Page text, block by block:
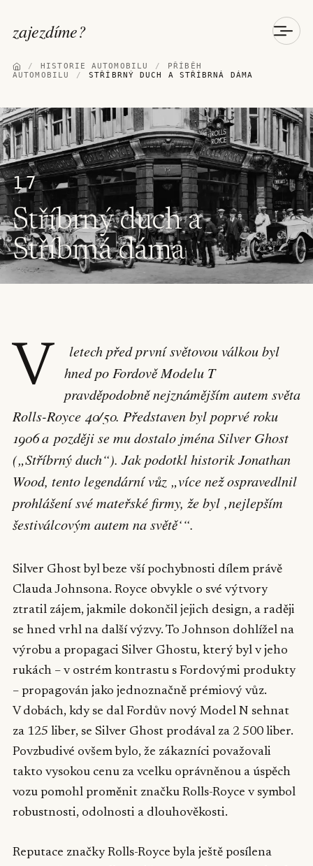
zajezdíme?
/ HISTORIE AUTOMOBILU /
PŘÍBĚH
AUTOMOBILU
/ STŘÍBRNÝ DUCH A STŘÍBRNÁ DÁMA
17
Stříbrný duch a
Stříbrná dáma
V
letech před první světovou válkou byl
hned po Fordově Modelu T
pravděpodobně nejznámějším autem světa
Rolls-Royce 40/50. Představen byl poprvé roku
1906 a později se mu dostalo jména Silver Ghost
(„Stříbrný duch“). Jak podotkl historik Jonathan
Wood, tento legendární vůz „více než ospravedlnil
prohlášení své mateřské firmy, že byl ‚nejlepším
šestiválcovým autem na světě‘“.
Silver Ghost byl beze vší pochybnosti dílem právě
Clauda Johnsona. Royce obvykle o své výtvory
ztratil zájem, jakmile dokončil jejich design, a raději
se hned vrhl na další výzvy. To Johnson dohlížel na
výrobu a propagaci Silver Ghostu, který byl v jeho
rukách – v ostrém kontrastu s Fordovými produkty
– propagován jako jednoznačně prémiový vůz.
V dobách, kdy se dal Fordův nový Model N sehnat
za 125 liber, se Silver Ghost prodával za 2 500 liber.
Povzbudivé ovšem bylo, že zákazníci považovali
takto vysokou cenu za vcelku oprávněnou a úspěch
vozu pomohl proměnit značku Rolls-Royce v symbol
robustnosti, odolnosti a dlouhověkosti.
Reputace značky Rolls-Royce byla ještě posílena